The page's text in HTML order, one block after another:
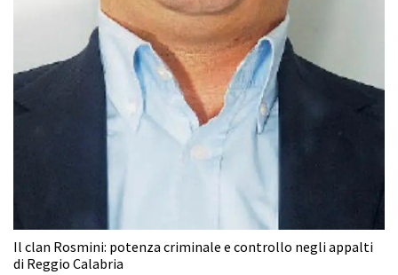
Il clan Rosmini: potenza criminale e controllo negli appalti
di Reggio Calabria